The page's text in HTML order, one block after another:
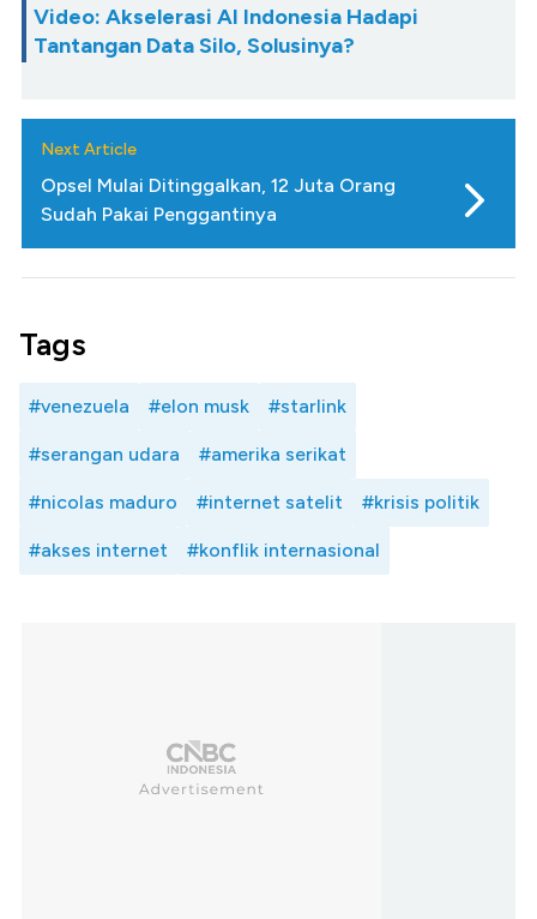
Video: Akselerasi AI Indonesia Hadapi
Tantangan Data Silo, Solusinya?
Next Article
Opsel Mulai Ditinggalkan, 12 Juta Orang
Sudah Pakai Penggantinya
Tags
#venezuela #elon musk #starlink
#serangan udara #amerika serikat
#nicolas maduro #internet satelit #krisis politik
#akses internet #konflik internasional